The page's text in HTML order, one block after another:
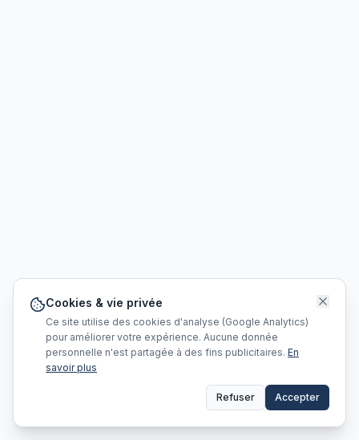
Cookies & vie privée
Ce site utilise des cookies d'analyse (Google Analytics)
pour améliorer votre expérience. Aucune donnée
personnelle n'est partagée à des fins publicitaires. En
savoir plus
Refuser Accepter